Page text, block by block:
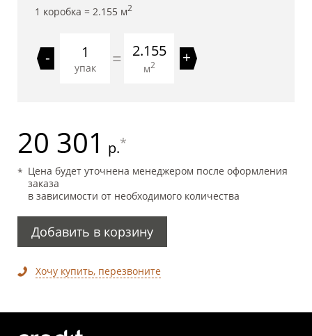
1 коробка = 2.155 м2
-
упак = 2.155
м2 +
20 301 р.*
Цена будет уточнена менеджером после оформления
заказа
в зависимости от необходимого количества
Добавить в корзину
Хочу купить, перезвоните